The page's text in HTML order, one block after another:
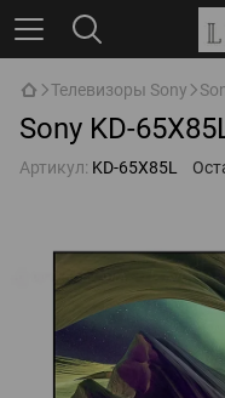
Телевизоры Sony
Sony KD-
Артикул: KD-65X85L